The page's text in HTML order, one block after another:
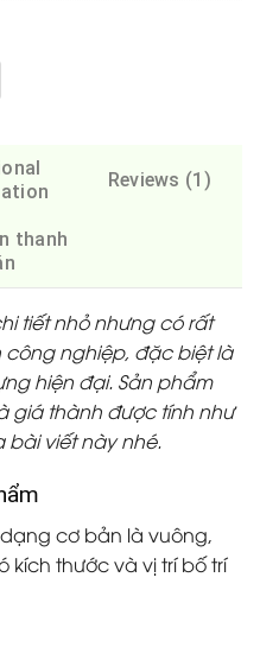
Reviews (1)
thanh
tiết nhỏ nhưng có rất
nghiệp, đặc biệt là
hiện đại. Sản phẩm
giá thành được tính như
bài viết này nhé.
cơ bản là vuông,
kích thước và vị trí bố trí